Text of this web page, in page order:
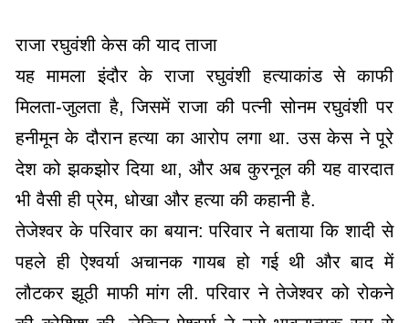
राजा रघुवंशी केस की याद ताजा
यह मामला इंदौर के राजा रघुवंशी हत्याकांड से काफी
मिलता-जुलता है, जिसमें राजा की पत्नी सोनम रघुवंशी पर
हनीमून के दौरान हत्या का आरोप लगा था. उस केस ने पूरे
देश को झकझोर दिया था, और अब कुरनूल की यह वारदात
भी वैसी ही प्रेम, धोखा और हत्या की कहानी है.
तेजेश्वर के परिवार का बयान: परिवार ने बताया कि शादी से
पहले ही ऐश्वर्या अचानक गायब हो गई थी और बाद में
लौटकर झूठी माफी मांग ली. परिवार ने तेजेश्वर को रोकने